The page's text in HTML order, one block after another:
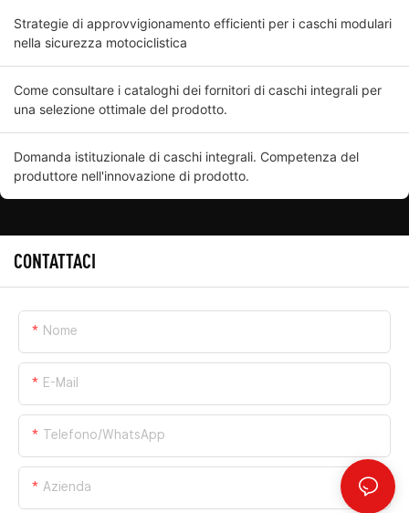
Strategie di approvvigionamento efficienti per i caschi modulari
nella sicurezza motociclistica
Come consultare i cataloghi dei fornitori di caschi integrali per
una selezione ottimale del prodotto.
Domanda istituzionale di caschi integrali. Competenza del
produttore nell'innovazione di prodotto.
CONTATTACI
Nome
E-Mail
Telefono/WhatsApp
Azienda